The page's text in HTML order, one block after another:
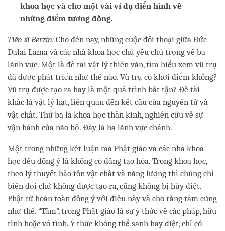
khoa học và cho một vài ví dụ điển hình về
những điểm tương đồng.
Tiến sĩ Berzin: Cho đến nay, những cuộc đối thoại giữa Đức
Dalai Lama và các nhà khoa học chủ yếu chú trọng về ba
lãnh vực. Một là đề tài vật lý thiên văn, tìm hiểu xem vũ trụ
đã được phát triển như thế nào. Vũ trụ có khởi điểm không?
Vũ trụ được tạo ra hay là một quá trình bất tận? Đề tài
khác là vật lý hạt, liên quan đến kết cấu của nguyên tử và
vật chất. Thứ ba là khoa học thần kinh, nghiên cứu về sự
vận hành của não bộ. Đây là ba lãnh vực chánh.
Một trong những kết luận mà Phật giáo và các nhà khoa
học đều đồng ý là không có đấng tạo hóa. Trong khoa học,
theo lý thuyết bảo tồn vật chất và năng lượng thì chúng chỉ
biến đổi chứ không được tạo ra, cũng không bị hủy diệt.
Phật tử hoàn toàn đồng ý với điều này và cho rằng tâm cũng
như thế. “Tâm”, trong Phật giáo là sự ý thức về các pháp, hữu
tình hoặc vô tình. Ý thức không thể sanh hay diệt, chỉ có